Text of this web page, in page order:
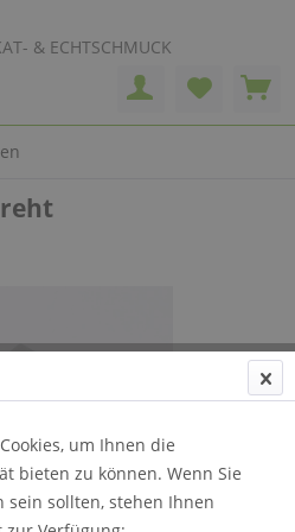
& ECHTSCHMUCK
um Ihnen die
bieten zu können. Wenn Sie
sollten, stehen Ihnen